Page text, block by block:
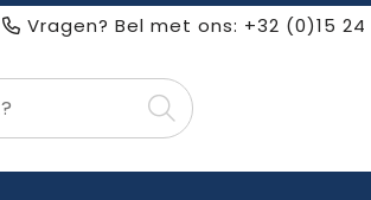
Vragen? Bel met ons: +32 (0)15 24